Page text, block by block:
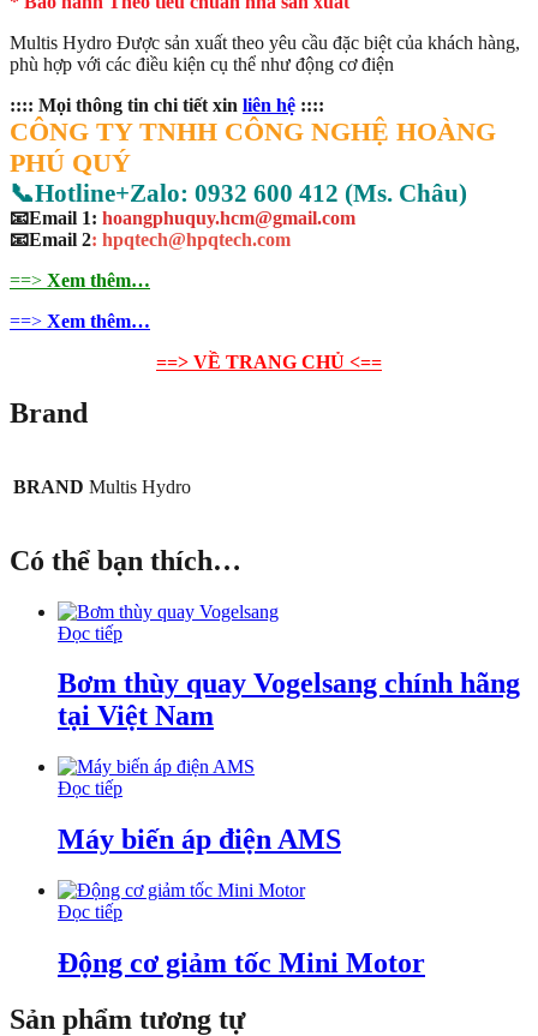
Multis Hydro Được sản xuất theo yêu cầu đặc biệt của khách hàng,
phù hợp với các điều kiện cụ thể như động cơ điện
:::: Mọi thông tin chi tiết xin liên hệ ::::
CÔNG TY TNHH CÔNG NGHỆ HOÀNG
PHÚ QUÝ
📞Hotline+Zalo: 0932 600 412 (Ms. Châu)
📧Email 1: hoangphuquy.hcm@gmail.com
📧Email 2: hpqtech@hpqtech.com
==> Xem thêm…
==> Xem thêm…
==> VỀ TRANG CHỦ <==
Brand
BRAND Multis Hydro
Có thể bạn thích…
Đọc tiếp
Bơm thùy quay Vogelsang chính hãng
tại Việt Nam
Đọc tiếp
Máy biến áp điện AMS
Đọc tiếp
Động cơ giảm tốc Mini Motor
Sản phẩm tương tự